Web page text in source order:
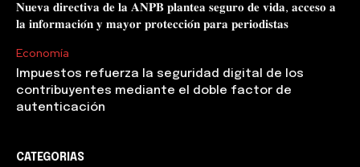
𝐍𝐮𝐞𝐯𝐚 𝐝𝐢𝐫𝐞𝐜𝐭𝐢𝐯𝐚 𝐝𝐞 𝐥𝐚 𝐀𝐍𝐏𝐁 𝐩𝐥𝐚𝐧𝐭𝐞𝐚 𝐬𝐞𝐠𝐮𝐫𝐨 𝐝𝐞 𝐯𝐢𝐝𝐚, 𝐚𝐜𝐜𝐞𝐬𝐨 𝐚
𝐥𝐚 𝐢𝐧𝐟𝐨𝐫𝐦𝐚𝐜𝐢𝐨́𝐧 𝐲 𝐦𝐚𝐲𝐨𝐫 𝐩𝐫𝐨𝐭𝐞𝐜𝐜𝐢𝐨́𝐧 𝐩𝐚𝐫𝐚 𝐩𝐞𝐫𝐢𝐨𝐝𝐢𝐬𝐭𝐚𝐬
Economía
Impuestos refuerza la seguridad digital de los
contribuyentes mediante el doble factor de
autenticación
CATEGORIAS